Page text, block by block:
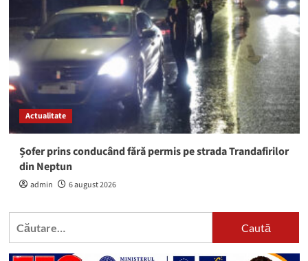
Actualitate
Șofer prins conducând fără permis pe strada Trandafirilor
din Neptun
admin 6 august 2026
Caută